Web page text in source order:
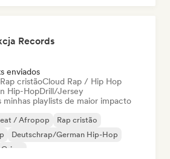
Records
enviados
Rap cristãoCloud Rap / Hip Hop
Hip-HopDrill/Jersey
minhas playlists de maior impacto
/ Afropop
Rap cristão
Deutschrap/German Hip-Hop
Grime